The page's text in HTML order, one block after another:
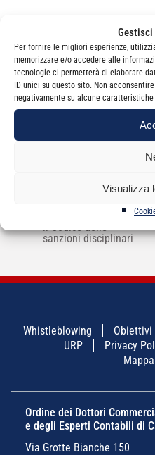
Gestisci
Per fornire le migliori esperienze,
memorizzare e/o accedere alle
tecnologie ci permetterà di elaborare
ID unici su questo sito. Non
negativamente su alcune caratteristiche
Visualizza
CategorieNews
Regolamento recante
il Codice delle
sanzioni disciplinari
Whistleblowing Obiettivi
URP
Privacy
Ordine dei Dottori
e degli Esperti Contabili di
Via Grotte Bianche 150